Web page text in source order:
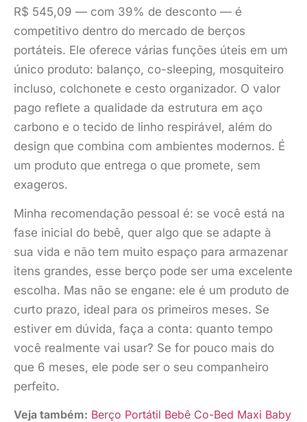
R$ 545,09 — com 39% de desconto — é
competitivo dentro do mercado de berços
portáteis. Ele oferece várias funções úteis em um
único produto: balanço, co-sleeping, mosquiteiro
incluso, colchonete e cesto organizador. O valor
pago reflete a qualidade da estrutura em aço
carbono e o tecido de linho respirável, além do
design que combina com ambientes modernos. É
um produto que entrega o que promete, sem
exageros.
Minha recomendação pessoal é: se você está na
fase inicial do bebê, quer algo que se adapte à
sua vida e não tem muito espaço para armazenar
itens grandes, esse berço pode ser uma excelente
escolha. Mas não se engane: ele é um produto de
curto prazo, ideal para os primeiros meses. Se
estiver em dúvida, faça a conta: quanto tempo
você realmente vai usar? Se for pouco mais do
que 6 meses, ele pode ser o seu companheiro
perfeito.
Veja também: Berço Portátil Bebê Co-Bed Maxi Baby